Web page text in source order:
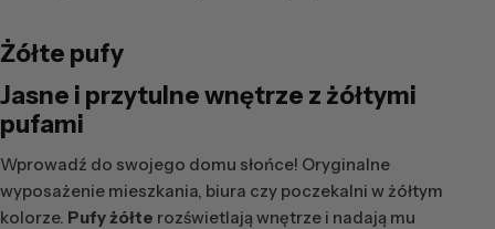
Żółte pufy
Jasne i przytulne wnętrze z żółtymi
pufami
Wprowadź do swojego domu słońce! Oryginalne
wyposażenie mieszkania, biura czy poczekalni w żółtym
kolorze. Pufy żółte rozświetlają wnętrze i nadają mu